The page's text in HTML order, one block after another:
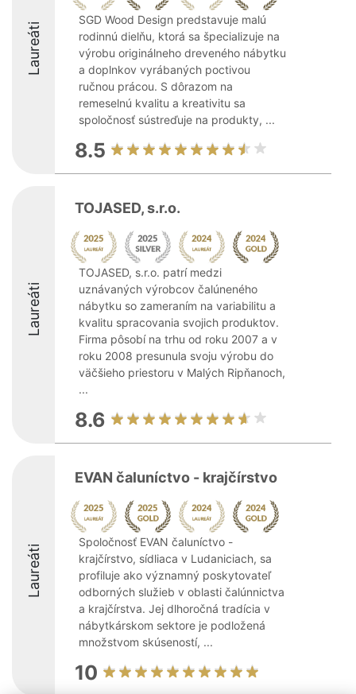
Laureáti
SGD Wood Design predstavuje malú
rodinnú dielňu, ktorá sa špecializuje na
výrobu originálneho dreveného nábytku
a doplnkov vyrábaných poctivou
ručnou prácou. S dôrazom na
remeselnú kvalitu a kreativitu sa
spoločnosť sústreďuje na produkty, ...
8.5
Laureáti
TOJASED, s.r.o.
TOJASED, s.r.o. patrí medzi
uznávaných výrobcov čalúneného
nábytku so zameraním na variabilitu a
kvalitu spracovania svojich produktov.
Firma pôsobí na trhu od roku 2007 a v
roku 2008 presunula svoju výrobu do
väčšieho priestoru v Malých Ripňanoch,
...
8.6
Laureáti
EVAN čaluníctvo - krajčírstvo
Spoločnosť EVAN čaluníctvo -
krajčírstvo, sídliaca v Ludaniciach, sa
profiluje ako významný poskytovateľ
odborných služieb v oblasti čalúnnictva
a krajčírstva. Jej dlhoročná tradícia v
nábytkárskom sektore je podložená
množstvom skúseností, ...
10